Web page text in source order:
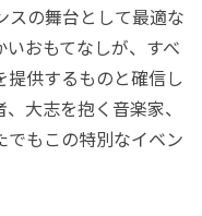
スの舞台として最適な
おもてなしが、すべ
供するものと確信し
大志を抱く音楽家、
でもこの特別なイベン